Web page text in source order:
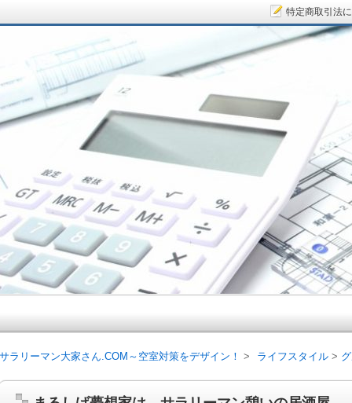
サラリーマン大家さん.COM～空室対策をデザイン！ ライフスタイル
サラリーマン大家さん.COM～空
特定商取引法